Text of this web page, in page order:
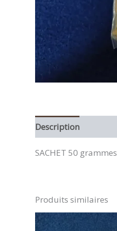
Description
SACHET 50 grammes
Produits similaires